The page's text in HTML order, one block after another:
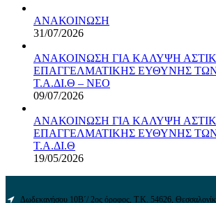
ΑΝΑΚΟΙΝΩΣΗ
31/07/2026
ΑΝΑΚΟΙΝΩΣΗ ΓΙΑ ΚΑΛΥΨΗ
ΕΠΑΓΓΕΛΜΑΤΙΚΗΣ ΕΥΘΥΝΗΣ
Τ.Α.ΔΙ.Θ – ΝΕΟ
09/07/2026
ΑΝΑΚΟΙΝΩΣΗ ΓΙΑ ΚΑΛΥΨΗ
ΕΠΑΓΓΕΛΜΑΤΙΚΗΣ ΕΥΘΥΝΗΣ
Τ.Α.ΔΙ.Θ
19/05/2026
Δωδεκανήσου 10Β΄/ 2ος όροφος, Τ.Κ. 54626,